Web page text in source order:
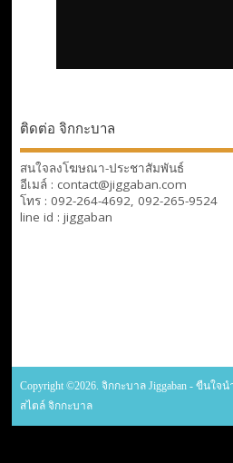
ติดต่อ จิกกะบาล
สนใจลงโฆษณา-ประชาสัมพันธ์
อีเมล์ : contact@jiggaban.com
โทร : 092-264-4692, 092-265-9524
line id : jiggaban
Copyright ©2026. จิกกะบาล Jiggaban - ขืนใ
สไตล์ จิกกะบาล